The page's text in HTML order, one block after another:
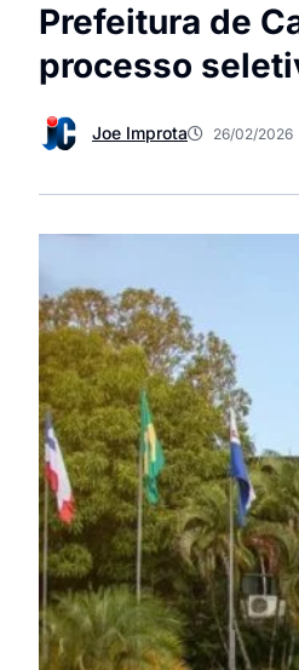
Prefeitura de
processo
Joe Improta 26/02/2026